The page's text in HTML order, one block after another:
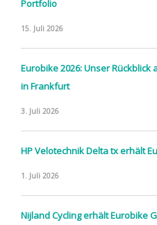
Portfolio
15. Juli 2026
Eurobike 2026: Unser Rückblick
in Frankfurt
3. Juli 2026
HP Velotechnik Delta tx erhält
1. Juli 2026
Nijland Cycling erhält Eurobike